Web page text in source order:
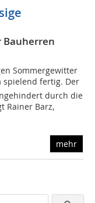
Bauherren
Sommergewitter
fertig. Der
durch die
Rainer Barz,
mehr